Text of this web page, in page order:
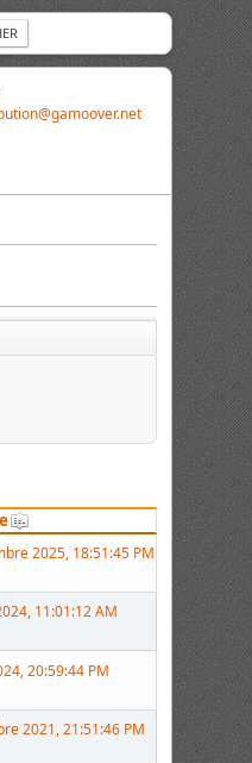
2025, 18:51:45 PM
11:01:12 AM
20:59:44 PM
2021, 21:51:46 PM